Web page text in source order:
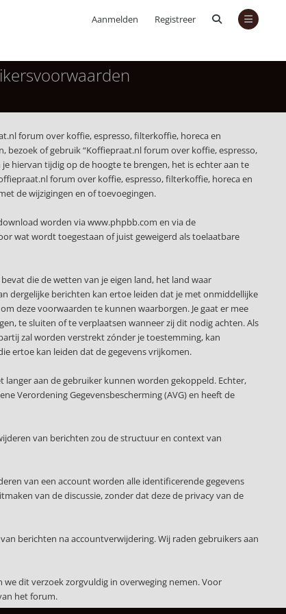
Aanmelden Registreer
forum over koffie, espresso, filterkoffie, horeca en
of gebruik “Koffiepraat.nl forum over koffie, espresso,
hiervan tijdig op de hoogte te brengen, het is echter aan te
forum over koffie, espresso, filterkoffie, horeca en
de wijzigingen en of toevoegingen.
worden viawww.phpbb.com en via de
wat wordt toegestaan of juist geweigerd als toelaatbare
die de wetten van je eigen land, het land waar
dergelijke berichten kan ertoe leiden dat je met onmiddellijke
deze voorwaarden te kunnen waarborgen. Je gaat er mee
te sluiten of te verplaatsen wanneer zij dit nodig achten. Als
zal worden verstrekt zónder je toestemming, kan
ertoe kan leiden dat de gegevens vrijkomen.
aan de gebruiker kunnen worden gekoppeld. Echter,
Verordening Gegevensbescherming (AVG) en heeft de
van berichten zou de structuur en context van
van een account worden alle identificerende gegevens
van de discussie, zonder dat deze de privacy van de
berichten na accountverwijdering. Wij raden gebruikers aan
dit verzoek zorgvuldig in overweging nemen. Voor
het forum.